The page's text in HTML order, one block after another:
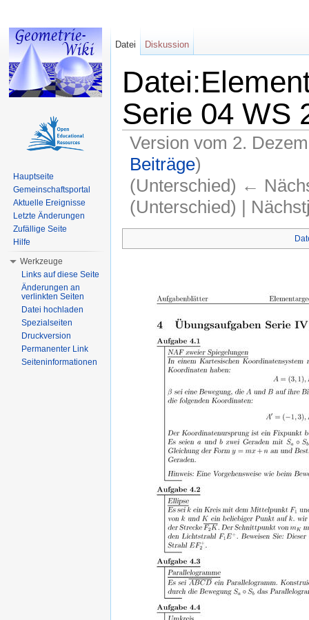
Serie 04 WS
Version vom 2.
Beiträge)
(Unterschied) ←
(Unterschied) |
Datei Diskussion
Hauptseite
Gemeinschaftsportal
Aktuelle Ereignisse
Letzte Änderungen
Zufällige Seite
Hilfe
Werkzeuge
Links auf diese Seite
Änderungen an
verlinkten Seiten
Datei hochladen
Spezialseiten
Druckversion
Permanenter Link
Seiteninformationen